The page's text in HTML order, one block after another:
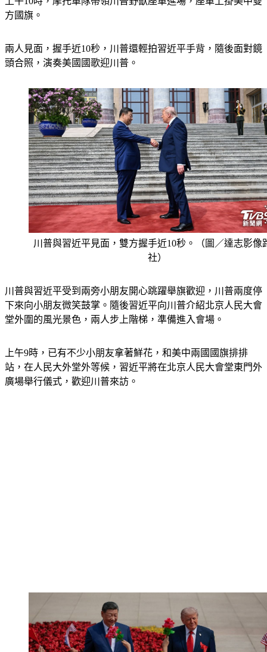
方國旗。
兩人見面，握手近10秒，川普還輕拍習近平手背，隨後面對鏡
頭合照，演奏美國國歌迎川普。
川普與習近平見面，雙方握手近10秒。（圖／達志影像
社）
川普與習近平受到兩旁小朋友開心跳躍舉旗歡迎，川普兩度停
下來向小朋友微笑鼓掌。隨後習近平向川普介紹北京人民大會
堂外圍的風光景色，兩人步上階梯，準備進入會場。
上午9時，已有不少小朋友拿著鮮花，和美中兩國國旗排排
站，在人民大外堂外等候，習近平將在北京人民大會堂東門外
廣場舉行儀式，歡迎川普來訪。